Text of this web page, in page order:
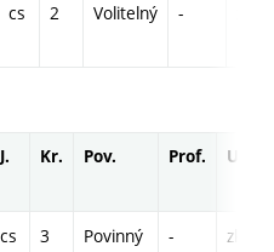
cs 2 Volitelný -
J. Kr. Pov. Prof. Uk.
cs 3 Povinný - zk